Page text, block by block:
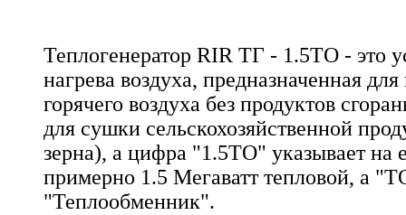
Теплогенератор RIR ТГ - 1.5ТО - это
нагрева воздуха, предназначенная
горячего воздуха без продуктов
для сушки сельскохозяйственной
зерна), а цифра "1.5ТО" указывает на
примерно 1.5 Мегаватт тепловой, а
"Теплообменник".